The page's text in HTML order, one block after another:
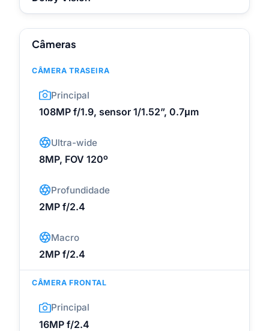
Câmeras
CÂMERA TRASEIRA
Principal
108MP f/1.9, sensor 1/1.52”, 0.7μm
Ultra-wide
8MP, FOV 120º
Profundidade
2MP f/2.4
Macro
2MP f/2.4
CÂMERA FRONTAL
Principal
16MP f/2.4